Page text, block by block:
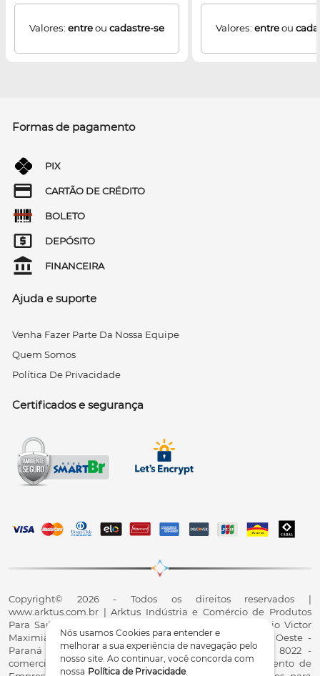
Nós usamos Cookies para entender e
melhorar a sua experiência de navegação pelo
nosso site. Ao continuar, você concorda com
nossa Política de Privacidade.
Valores: entreou cadastre-se Valores: entreou
Formas de pagamento
PIX
CARTÃO DE CRÉDITO
BOLETO
DEPÓSITO
FINANCEIRA
Ajuda e suporte
Venha Fazer Parte Da Nossa Equipe
Quem Somos
Política De Privacidade
Certificados e segurança
Copyright© 2026 - Todos os direitos reservados |
www.arktus.com.br | Arktus Indústria e Comércio de Produtos
Para Saúde Ltda | CNPJ: 01.417.367/0001-78 | R. Antônio Victor
Maximiano, 107, Parque Industrial II, Santa Tereza do Oeste -
Paraná - CEP 85825-900 - Fale conosco: 0800 200 8022 -
comercial@arktus.com.br | Autorização de Funcionamento de